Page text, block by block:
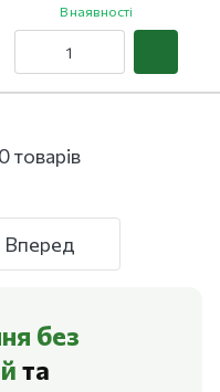
252B+HULK-252S)
В наявності
товарів
Вперед
без
та